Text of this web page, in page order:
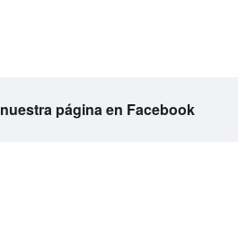
nuestra página en Facebook